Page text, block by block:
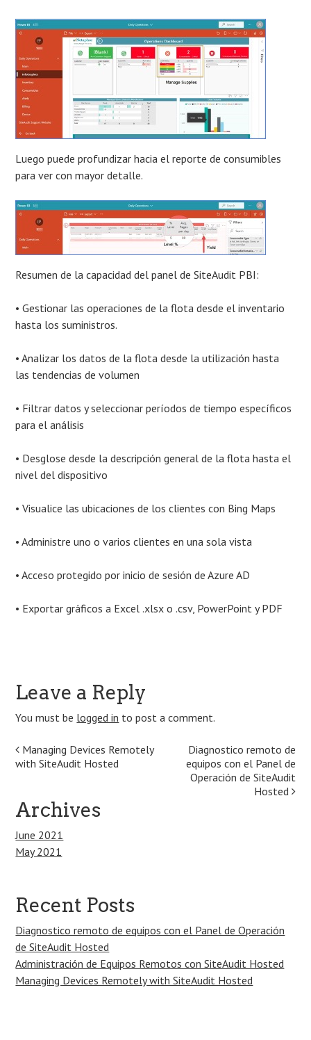
Luego puede profundizar hacia el reporte de consumibles
para ver con mayor detalle.
Resumen de la capacidad del panel de SiteAudit PBI:
• Gestionar las operaciones de la flota desde el inventario
hasta los suministros.
• Analizar los datos de la flota desde la utilización hasta
las tendencias de volumen
• Filtrar datos y seleccionar períodos de tiempo específicos
para el análisis
• Desglose desde la descripción general de la flota hasta el
nivel del dispositivo
• Visualice las ubicaciones de los clientes con Bing Maps
• Administre uno o varios clientes en una sola vista
• Acceso protegido por inicio de sesión de Azure AD
• Exportar gráficos a Excel .xlsx o .csv, PowerPoint y PDF
Leave a Reply
You must be logged in to post a comment.
Post
Managing Devices Remotely
with SiteAudit Hosted
Diagnostico remoto de
equipos con el Panel de
Operación de SiteAudit
Hosted
Archives
June 2021
May 2021
Recent Posts
Diagnostico remoto de equipos con el Panel de Operación
de SiteAudit Hosted
Administración de Equipos Remotos con SiteAudit Hosted
Managing Devices Remotely with SiteAudit Hosted